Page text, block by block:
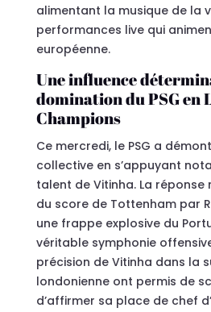
alimentant la musique de la
performances live qui
européenne.
Une influence
domination du PSG en
Champions
Ce mercredi, le PSG a
collective en s’appuyant
talent de Vitinha. La réponse
du score de Tottenham par
une frappe explosive du
véritable symphonie
précision de Vitinha dans la
londonienne ont permis de
d’affirmer sa place de chef